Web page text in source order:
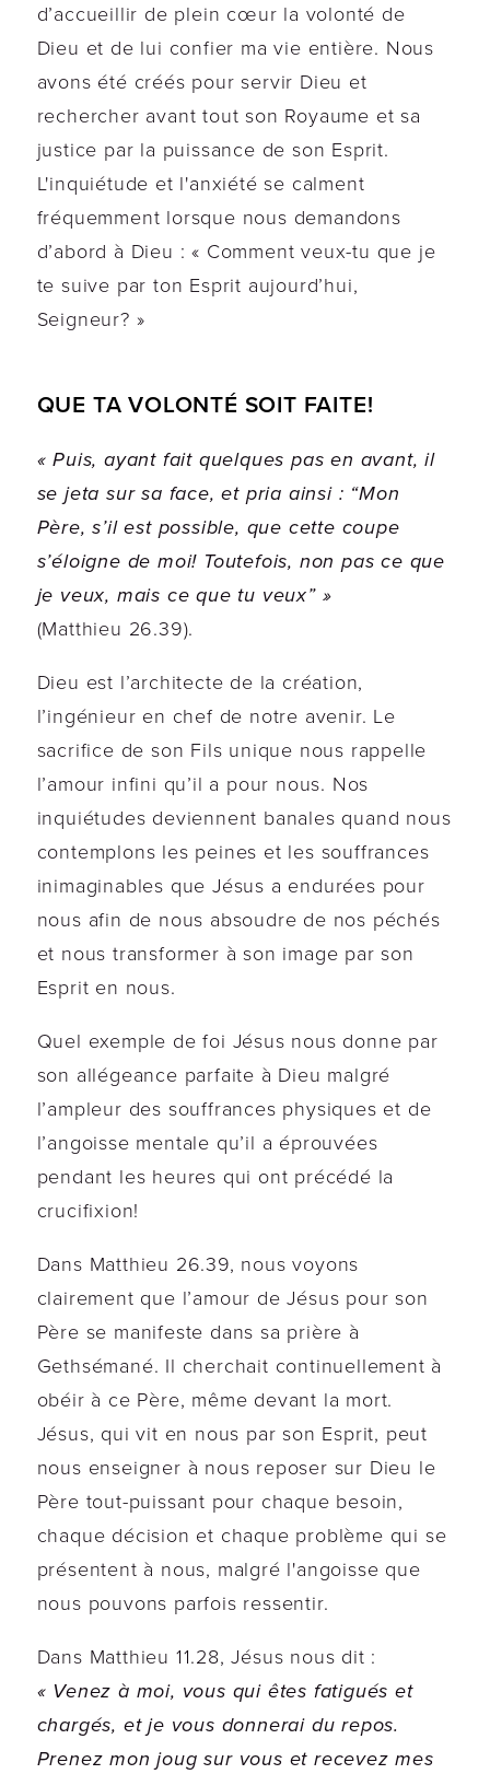
d’accueillir de plein cœur la volonté de
Dieu et de lui confier ma vie entière. Nous
avons été créés pour servir Dieu et
rechercher avant tout son Royaume et sa
justice par la puissance de son Esprit.
L'inquiétude et l'anxiété se calment
fréquemment lorsque nous demandons
d’abord à Dieu : « Comment veux-tu que je
te suive par ton Esprit aujourd’hui,
Seigneur? »
QUE TA VOLONTÉ SOIT FAITE!
« Puis, ayant fait quelques pas en avant, il
se jeta sur sa face, et pria ainsi : “Mon
Père, s’il est possible, que cette coupe
s’éloigne de moi! Toutefois, non pas ce que
je veux, mais ce que tu veux” »
(Matthieu 26.39).
Dieu est l’architecte de la création,
l’ingénieur en chef de notre avenir. Le
sacrifice de son Fils unique nous rappelle
l’amour infini qu’il a pour nous. Nos
inquiétudes deviennent banales quand nous
contemplons les peines et les souffrances
inimaginables que Jésus a endurées pour
nous afin de nous absoudre de nos péchés
et nous transformer à son image par son
Esprit en nous.
Quel exemple de foi Jésus nous donne par
son allégeance parfaite à Dieu malgré
l’ampleur des souffrances physiques et de
l’angoisse mentale qu’il a éprouvées
pendant les heures qui ont précédé la
crucifixion!
Dans Matthieu 26.39, nous voyons
clairement que l’amour de Jésus pour son
Père se manifeste dans sa prière à
Gethsémané. Il cherchait continuellement à
obéir à ce Père, même devant la mort.
Jésus, qui vit en nous par son Esprit, peut
nous enseigner à nous reposer sur Dieu le
Père tout-puissant pour chaque besoin,
chaque décision et chaque problème qui se
présentent à nous, malgré l'angoisse que
nous pouvons parfois ressentir.
Dans Matthieu 11.28, Jésus nous dit :
« Venez à moi, vous qui êtes fatigués et
chargés, et je vous donnerai du repos.
Prenez mon joug sur vous et recevez mes